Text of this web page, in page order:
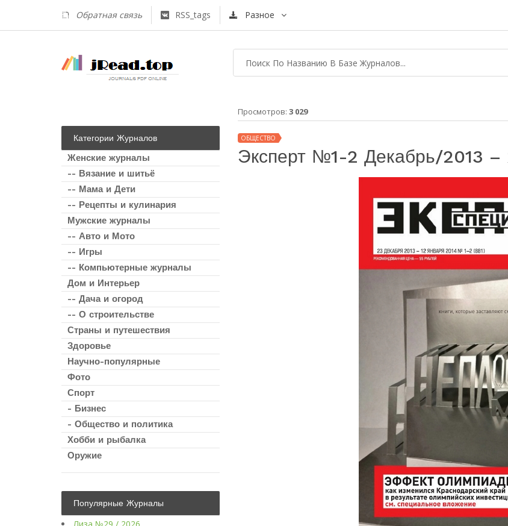
Обратная связь RSS_tags Разное
Категории Журналов
Женские журналы
-- Вязание и шитьё
-- Мама и Дети
-- Рецепты и кулинария
Мужские журналы
-- Авто и Мото
-- Игры
-- Компьютерные журналы
Дом и Интерьер
-- Дача и огород
-- О строительстве
Страны и путешествия
Здоровье
Научно-популярные
Фото
Спорт
- Бизнес
- Общество и политика
Хобби и рыбалка
Оружие
Популярные Журналы
Просмотров: 3 029
ОБЩЕСТВО
Эксперт №1-2 Декабрь/2013 –